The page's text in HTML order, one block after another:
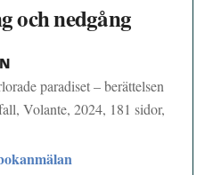
och nedgång
paradiset – berättelsen
Volante, 2024, 181 sidor,